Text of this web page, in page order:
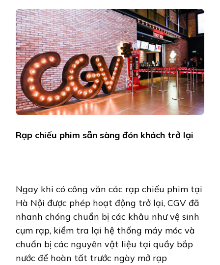
Rạp chiếu phim sẵn sàng đón khách trở lại
Ngay khi có công văn các rạp chiếu phim tại
Hà Nội được phép hoạt động trở lại, CGV đã
nhanh chóng chuẩn bị các khâu như vệ sinh
cụm rạp, kiểm tra lại hệ thống máy móc và
chuẩn bị các nguyên vật liệu tại quầy bắp
nước để hoàn tất trước ngày mở rạp